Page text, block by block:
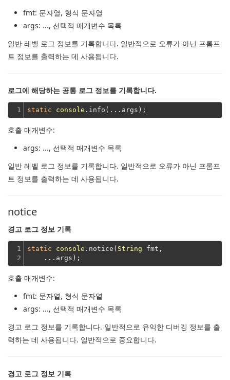
fmt: 문자열, 형식 문자열
args: ..., 선택적 매개변수 목록
일반 레벨 로그 정보를 기록합니다. 일반적으로 오류가 아닌 프롬프
트 정보를 출력하는 데 사용됩니다.
로그에 해당하는 공통 로그 정보를 기록합니다.
1 static console
호출 매개변수:
args: ..., 선택적 매개변수 목록
일반 레벨 로그 정보를 기록합니다. 일반적으로 오류가 아닌 프롬프
트 정보를 출력하는 데 사용됩니다.
notice
경고 로그 정보 기록
1
2
static console .notice( String fmt,
    ...args);
호출 매개변수:
fmt: 문자열, 형식 문자열
args: ..., 선택적 매개변수 목록
경고 로그 정보를 기록합니다. 일반적으로 유익한 디버깅 정보를 출
력하는 데 사용됩니다. 일반적으로 중요합니다.
경고 로그 정보 기록